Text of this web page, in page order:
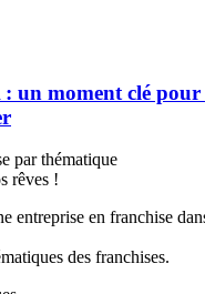
un moment clé pour
par thématique
rêves !
entreprise en franchise
des franchises.